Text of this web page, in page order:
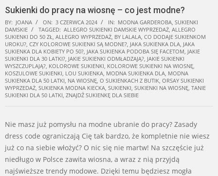
Sukienki do pracy na wiosnę – co jest modne?
BY: JOANA ON: 3 CZERWCA 2024 IN: MODNA GARDEROBA SUKIENKI
DAMSKIE
TAGGED: ALLEGRO SUKIENKI DAMSKIE WYPRZEDAŻ ALLEGRO
SUKIENKI DO 50 ZŁ ALLEGRO WYPRZEDAŻ BY LALALA CO DODAJE SUKIENKOM
UROKU? CZY KOLOROWE SUKIENKI SĄ MODNE? JAKA SUKIENKA DLA JAKA
SUKIENKA DLA KOBIETY PO 50? JAKA SUKIENKA PODOBA SIĘ FACETOM JAKIE
SUKIENKI DLA 30 LATKI? JAKIE SUKIENKI ODMŁADZAJĄ? JAKIE SUKIENKI
WYSZCZUPLAJĄ? KOLOROWE SUKIENKI KOLOROWE SUKIENKI NA WIOSNĘ
KOSZULOWE SUKIENKI LOU SUKIENKA MODNA SUKIENKA DLA MODNA
SUKIENKA DLA 50 LATKI NA WIOSNĘ O SUKIENKACH Z BUTIK ORSAY SUKIENKI
WYPRZEDAŻ SUKIENKA MODNA KIECKA SUKIENKI SUKIENKI NA WIOSNĘ TANIE
SUKIENKI DLA 50 LATKI ZNAJDŹ SUKIENKĘ DLA SIEBIE
Nie masz już pomysłu na modne ubranie do pracy? Zasady
dress code ograniczają Cię tak bardzo, że kompletnie nie wiesz
już co na siebie włożyć? O nic się nie martw! Na szczęście już
niedługo w Polsce zawita wiosna, a wraz z nią przyjdą
najświeższe trendy modowe. Dzięki temu będziesz mogła